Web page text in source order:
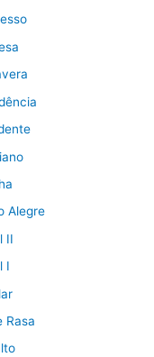
Alegre
II
I
Rasa